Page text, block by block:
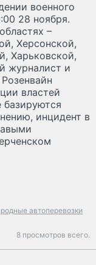
военного
28 ноября.
–
Херсонской,
Харьковской,
журналист и
властей
базируются
инцидент в
автоперевозки
8 просмотров всего.